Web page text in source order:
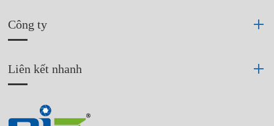
Công ty
Liên kết nhanh